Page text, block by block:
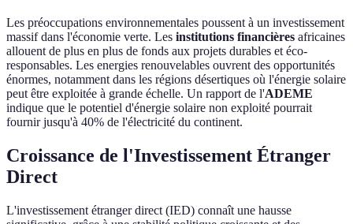
Les préoccupations environnementales poussent à un investissement
massif dans l'économie verte. Les institutions financières africaines
allouent de plus en plus de fonds aux projets durables et éco-
responsables. Les energies renouvelables ouvrent des opportunités
énormes, notamment dans les régions désertiques où l'énergie solaire
peut être exploitée à grande échelle. Un rapport de l'ADEME
indique que le potentiel d'énergie solaire non exploité pourrait
fournir jusqu'à 40% de l'électricité du continent.
Croissance de l'Investissement Étranger
Direct
L'investissement étranger direct (IED) connaît une hausse